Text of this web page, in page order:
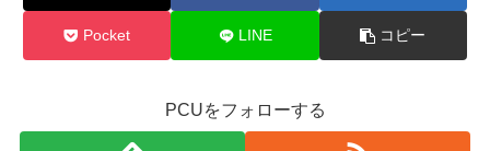
Pocket LINE コピー
PCUをフォローする